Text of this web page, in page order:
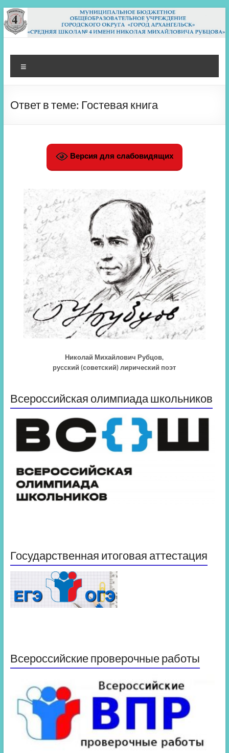
Перейти
к
содержимому
МБОУ СШ 4
Архангельск
Ответ в теме: Гостевая книга
Версия для слабовидящих
Николай Михайлович Рубцов,
русский (советский) лирический поэт
Всероссийская олимпиада школьников
Государственная итоговая аттестация
Всероссийские проверочные работы